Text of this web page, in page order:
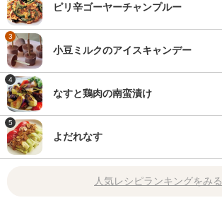
ピリ辛ゴーヤーチャンプルー
3
小豆ミルクのアイスキャンデー
4
なすと鶏肉の南蛮漬け
5
よだれなす
人気レシピランキングをみる